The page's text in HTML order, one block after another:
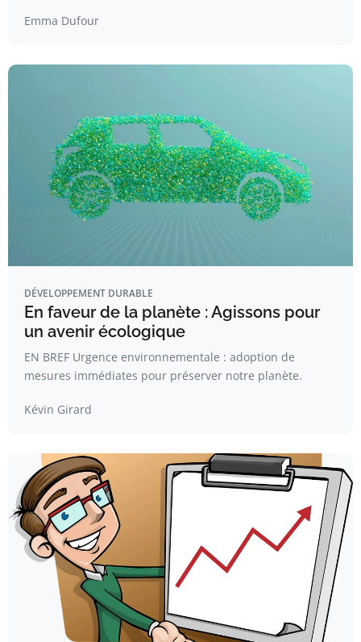
Emma Dufour
DÉVELOPPEMENT DURABLE
En faveur de la planète : Agissons pour
un avenir écologique
EN BREF Urgence environnementale : adoption de
mesures immédiates pour préserver notre planète.
Kévin Girard